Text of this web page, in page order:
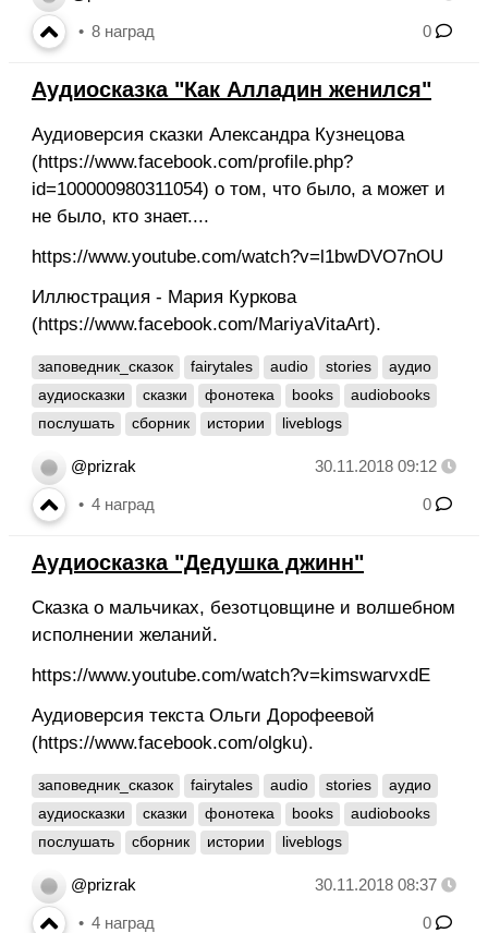
8 наград 0
Аудиосказка "Как Алладин женился"
Аудиоверсия сказки Александра Кузнецова
(https://www.facebook.com/profile.php?
id=100000980311054) о том, что было, а может и
не было, кто знает....
https://www.youtube.com/watch?v=l1bwDVO7nOU
Иллюстрация - Мария Куркова
(https://www.facebook.com/MariyaVitaArt).
заповедник_сказок fairytales audio stories
аудио
аудиосказки
сказки фонотека books
audiobooks
послушать
сборник истории liveblogs
@prizrak 30.11.2018 09:12
4 наград 0
Аудиосказка "Дедушка джинн"
Сказка о мальчиках, безотцовщине и волшебном
исполнении желаний.
https://www.youtube.com/watch?v=kimswarvxdE
Аудиоверсия текста Ольги Дорофеевой
(https://www.facebook.com/olgku).
заповедник_сказок fairytales audio stories
аудио
аудиосказки
сказки фонотека books
audiobooks
послушать
сборник истории liveblogs
@prizrak 30.11.2018 08:37
4 наград 0